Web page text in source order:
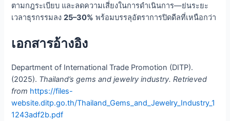
ตามกฎระเบียบ และลดความเสี่ยงในการดำเนินการ—ย่นระยะ
เวลาธุรกรรมลง25–30% พร้อมบรรลุอัตราการปิดดีลที่เหนือกว่า
เอกสารอ้างอิง
Department of International Trade Promotion (DITP).
(2025). Thailand’s gems and jewelry industry. Retrieved
from https://files-
website.ditp.go.th/Thailand_Gems_and_Jewelry_Industry_1
1243adf2b.pdf